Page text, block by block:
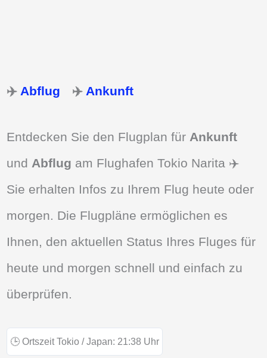
✈️ Abflug ✈️ Ankunft
Entdecken Sie den Flugplan für Ankunft
und Abflug am Flughafen Tokio Narita ✈️
Sie erhalten Infos zu Ihrem Flug heute oder
morgen. Die Flugpläne ermöglichen es
Ihnen, den aktuellen Status Ihres Fluges für
heute und morgen schnell und einfach zu
überprüfen.
🕒 Ortszeit Tokio / Japan: 21:38 Uhr